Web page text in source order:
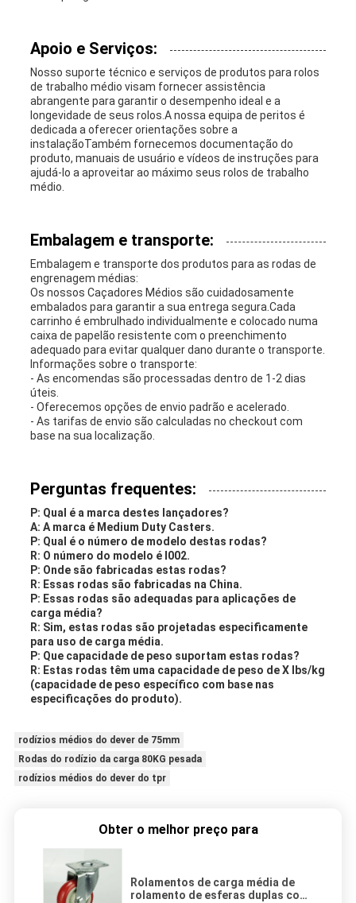
Apoio e Serviços:
Nosso suporte técnico e serviços de produtos para rolos
de trabalho médio visam fornecer assistência
abrangente para garantir o desempenho ideal e a
longevidade de seus rolos.A nossa equipa de peritos é
dedicada a oferecer orientações sobre a
instalaçãoTambém fornecemos documentação do
produto, manuais de usuário e vídeos de instruções para
ajudá-lo a aproveitar ao máximo seus rolos de trabalho
médio.
Embalagem e transporte:
Embalagem e transporte dos produtos para as rodas de
engrenagem médias:
Os nossos Caçadores Médios são cuidadosamente
embalados para garantir a sua entrega segura.Cada
carrinho é embrulhado individualmente e colocado numa
caixa de papelão resistente com o preenchimento
adequado para evitar qualquer dano durante o transporte.
Informações sobre o transporte:
- As encomendas são processadas dentro de 1-2 dias
úteis.
- Oferecemos opções de envio padrão e acelerado.
- As tarifas de envio são calculadas no checkout com
base na sua localização.
Perguntas frequentes:
P: Qual é a marca destes lançadores?
A: A marca é Medium Duty Casters.
P: Qual é o número de modelo destas rodas?
R: O número do modelo é I002.
P: Onde são fabricadas estas rodas?
R: Essas rodas são fabricadas na China.
P: Essas rodas são adequadas para aplicações de
carga média?
R: Sim, estas rodas são projetadas especificamente
para uso de carga média.
P: Que capacidade de peso suportam estas rodas?
R: Estas rodas têm uma capacidade de peso de X lbs/kg
(capacidade de peso específico com base nas
especificações do produto).
rodízios médios do dever de 75mm
Rodas do rodízio da carga 80KG pesada
rodízios médios do dever do tpr
Obter o melhor preço para
Rolamentos de carga média de
rolamento de esferas duplas com